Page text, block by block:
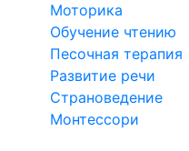
Моторика
Обучение чтению
Песочная терапия
Развитие речи
Страноведение
Монтессори